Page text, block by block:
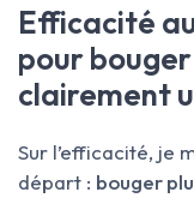
Efficacité
pour bouger
clairement
Sur l’efficacité, je
départ : bouger